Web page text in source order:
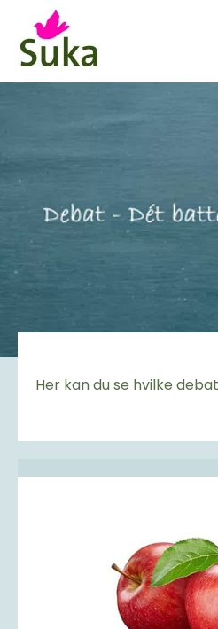
Om Suka
Arkiv
Her kan du se hvilke